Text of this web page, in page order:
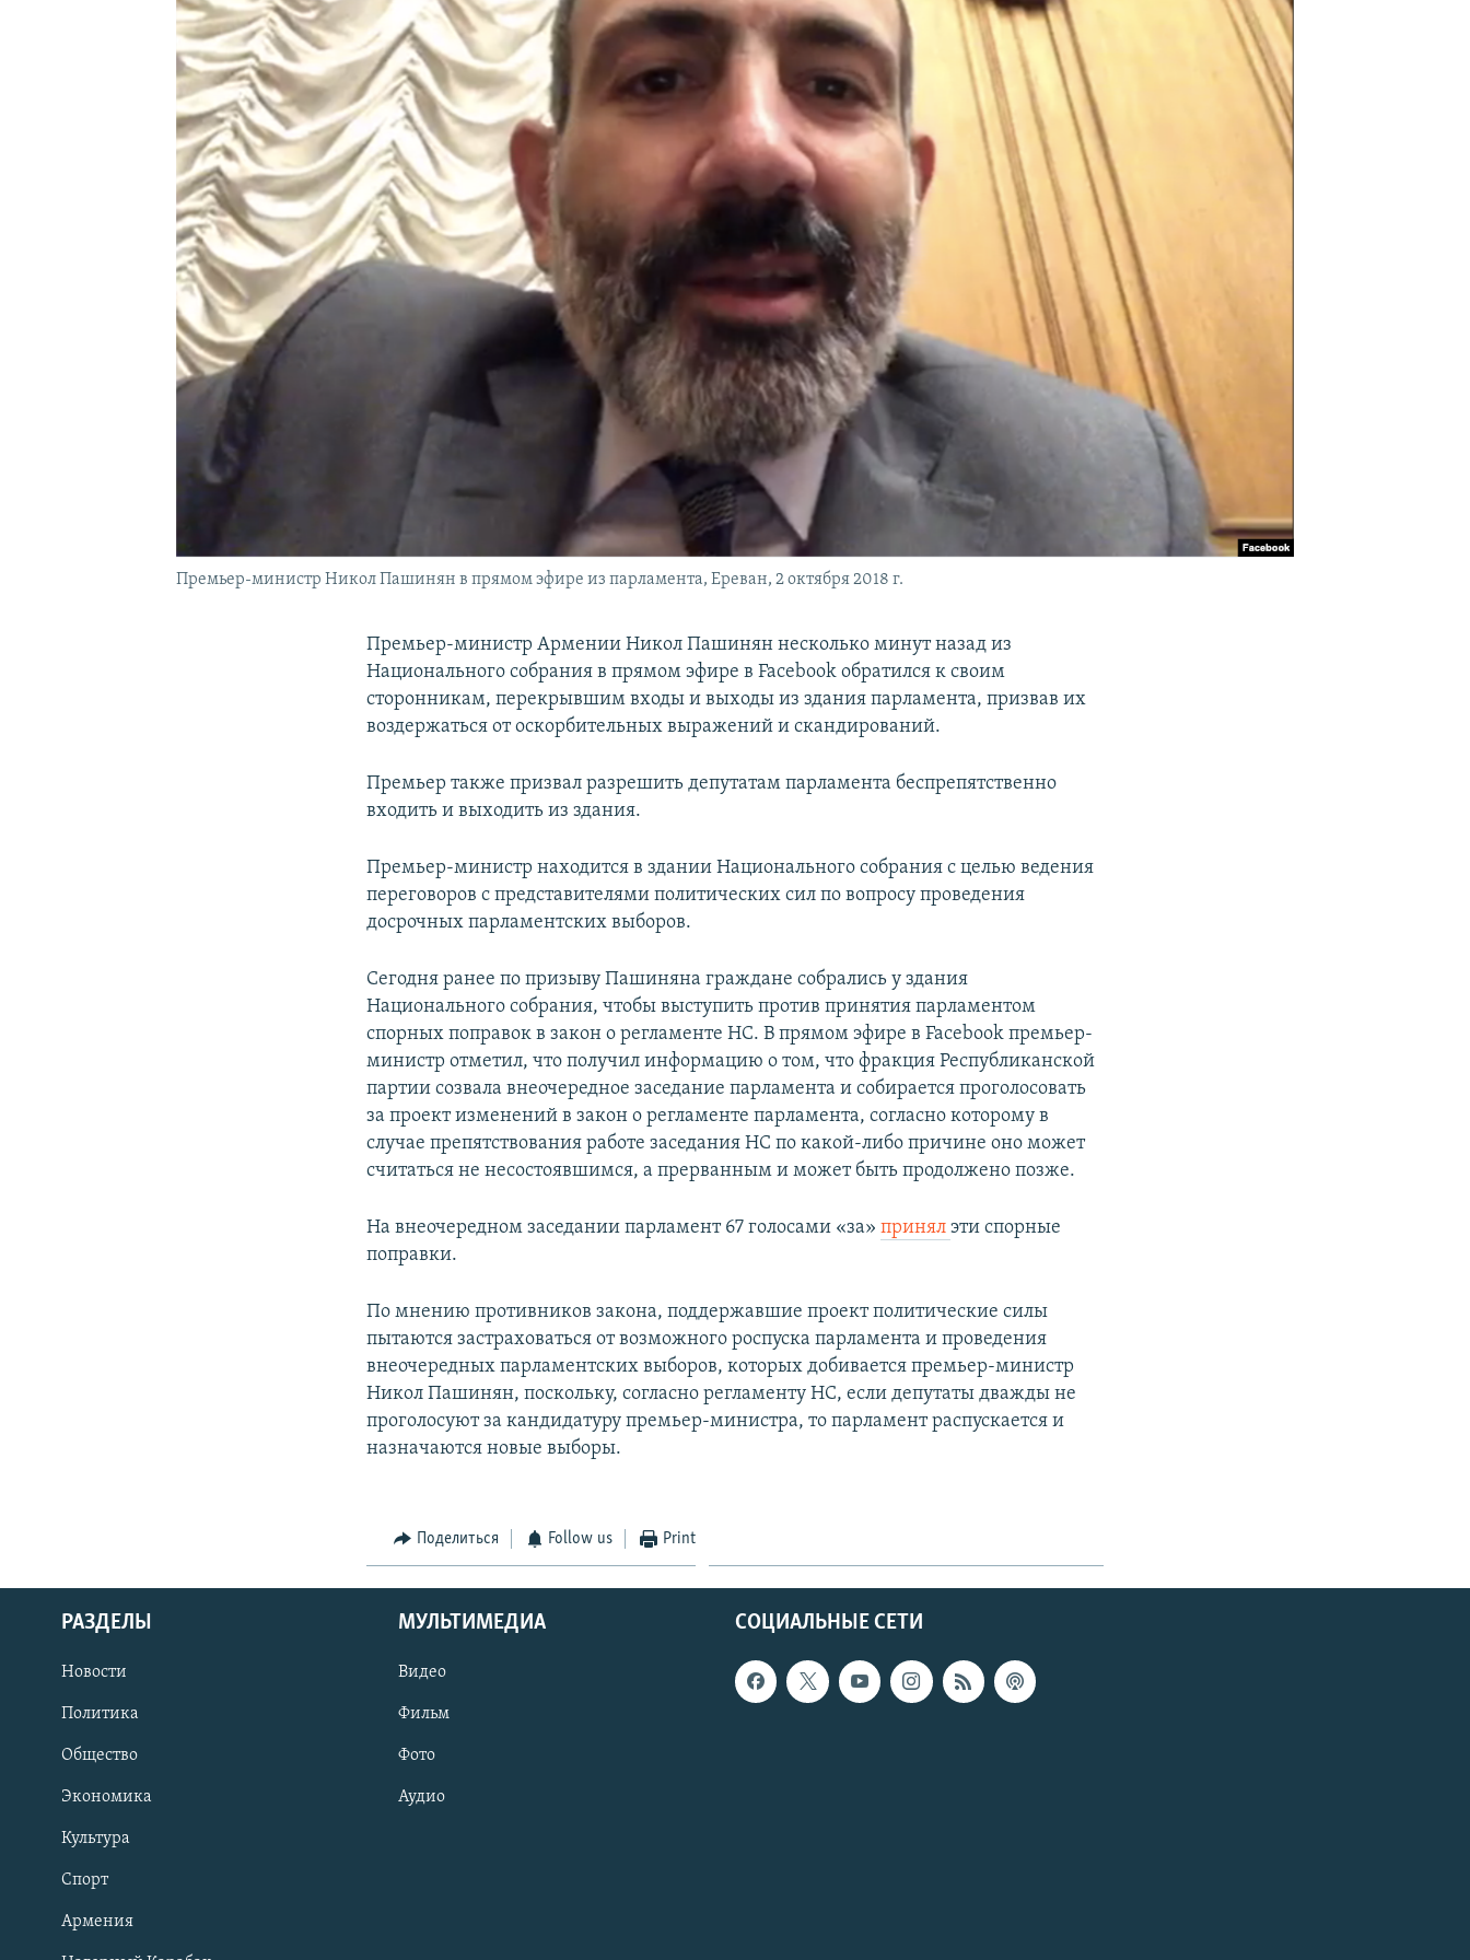
Премьер-министр Никол Пашинян в прямом эфире из парламента, Ереван, 2 октября 2018 г.
Премьер-министр Армении Никол Пашинян несколько минут назад из
Национального собрания в прямом эфире в Facebook обратился к своим
сторонникам, перекрывшим входы и выходы из здания парламента, призвав их
воздержаться от оскорбительных выражений и скандирований.
Премьер также призвал разрешить депутатам парламента беспрепятственно
входить и выходить из здания.
Премьер-министр находится в здании Национального собрания с целью ведения
переговоров с представителями политических сил по вопросу проведения
досрочных парламентских выборов.
Сегодня ранее по призыву Пашиняна граждане собрались у здания
Национального собрания, чтобы выступить против принятия парламентом
спорных поправок в закон о регламенте НС. В прямом эфире в Facebook премьер-
министр отметил, что получил информацию о том, что фракция Республиканской
партии созвала внеочередное заседание парламента и собирается проголосовать
за проект изменений в закон о регламенте парламента, согласно которому в
случае препятствования работе заседания НС по какой-либо причине оно может
считаться не несостоявшимся, а прерванным и может быть продолжено позже.
На внеочередном заседании парламент 67 голосами «за»принялэти спорные
поправки.
По мнению противников закона, поддержавшие проект политические силы
пытаются застраховаться от возможного роспуска парламента и проведения
внеочередных парламентских выборов, которых добивается премьер-министр
Никол Пашинян, поскольку, согласно регламенту НС, если депутаты дважды не
проголосуют за кандидатуру премьер-министра, то парламент распускается и
назначаются новые выборы.
Поделиться Follow us Print
СОЦИАЛЬНЫЕ СЕТИ
РАЗДЕЛЫ
Новости
Политика
Общество
Экономика
Культура
Спорт
Армения
МУЛЬТИМЕДИА
Видео
Фильм
Фото
Аудио